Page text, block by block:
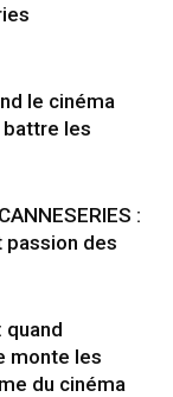
le cinéma
les
:
passion des
quand
monte les
du cinéma